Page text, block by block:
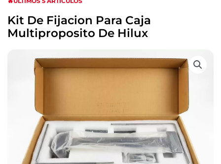
Kit De Fijacion Para Caja
Multiproposito De Hilux